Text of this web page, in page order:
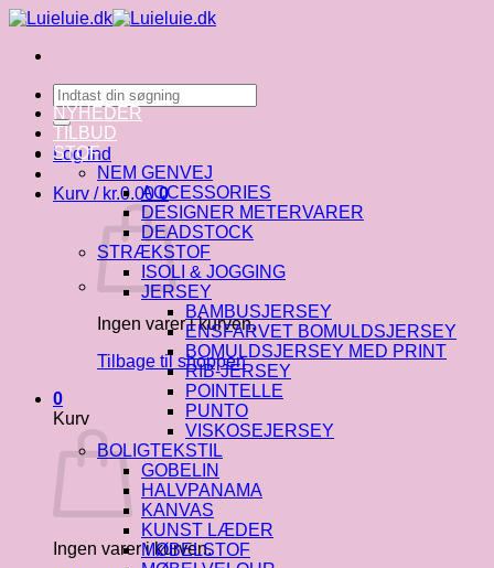
Fortsæt
indhold
Søg
efter:
Log ind
Kurv / kr.0.00 0
Ingen varer i kurven.
Tilbage til shoppen
0
Kurv
Ingen varer i kurven.
NYHEDER
TILBUD
STOF
NEM GENVEJ
ACCESSORIES
DESIGNER METERVARER
DEADSTOCK
STRÆKSTOF
ISOLI & JOGGING
JERSEY
BAMBUSJERSEY
ENSFARVET BOMULDSJERSEY
BOMULDSJERSEY MED PRINT
RIB-JERSEY
POINTELLE
PUNTO
VISKOSEJERSEY
BOLIGTEKSTIL
GOBELIN
HALVPANAMA
KANVAS
KUNST LÆDER
MØBELSTOF